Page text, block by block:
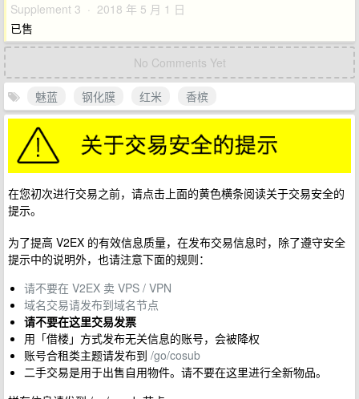
Supplement 3 · 2018 年 5 月 1 日
已售
No Comments Yet
魅蓝 钢化膜 红米 香槟
在您初次进行交易之前，请点击上面的黄色横条阅读关于交易安全的
提示。
为了提高 V2EX 的有效信息质量，在发布交易信息时，除了遵守安全
提示中的说明外，也请注意下面的规则：
请不要在 V2EX 卖 VPS / VPN
域名交易请发布到域名节点
请不要在这里交易发票
用「借楼」方式发布无关信息的账号，会被降权
账号合租类主题请发布到 /go/cosub
二手交易是用于出售自用物件。请不要在这里进行全新物品。